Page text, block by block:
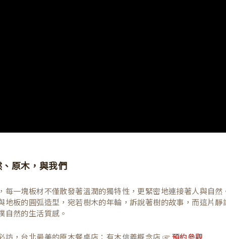
原木，與我們
每一塊板材不僅散發著溫潤的獨特性，更緊密地連接著人與自然
地板的圓弧造型，宛若樹木的年輪，訴說著樹的故事，而這片
自然的生活質感。
訪，台北最美的原木餐桌店：有木信義概念店 ☞